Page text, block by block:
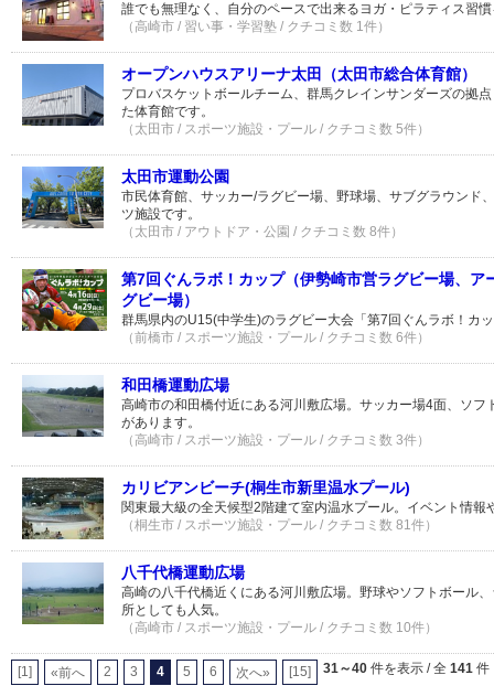
誰でも無理なく、自分のペースで出来るヨガ・ピラティス習
（高崎市 / 習い事・学習塾 / クチコミ数 1件）
オープンハウスアリーナ太田（太田市総合体育館）
プロバスケットボールチーム、群馬クレインサンダーズの拠
た体育館です。
（太田市 / スポーツ施設・プール / クチコミ数 5件）
太田市運動公園
市民体育館、サッカー/ラグビー場、野球場、サブグラウンド
ツ施設です。
（太田市 / アウトドア・公園 / クチコミ数 8件）
第7回ぐんラボ！カップ（伊勢崎市営ラグビー場、ア
グビー場）
群馬県内のU15(中学生)のラグビー大会「第7回ぐんラボ！カ
（前橋市 / スポーツ施設・プール / クチコミ数 6件）
和田橋運動広場
高崎市の和田橋付近にある河川敷広場。サッカー場4面、ソフ
があります。
（高崎市 / スポーツ施設・プール / クチコミ数 3件）
カリビアンビーチ(桐生市新里温水プール)
関東最大級の全天候型2階建て室内温水プール。イベント情報
（桐生市 / スポーツ施設・プール / クチコミ数 81件）
八千代橋運動広場
高崎の八千代橋近くにある河川敷広場。野球やソフトボール
所としても人気。
（高崎市 / スポーツ施設・プール / クチコミ数 10件）
[1] «前へ 2 3 4 5 6 次へ» [15] 31～40 件を表示 / 全 141 件